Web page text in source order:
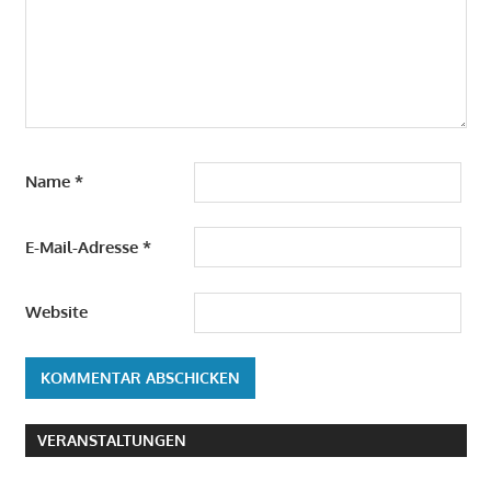
Name *
E-Mail-Adresse *
Website
VERANSTALTUNGEN